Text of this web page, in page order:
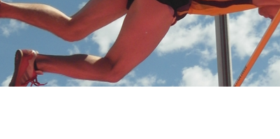
Schnällscht Bödeler
Die Schnällschte Oberländer
UBS Kids Cup
LMM Vorrunde
Agenda
Jahresmeisterschaft
Rekorde
Bestenliste, Statistik
2025
2024
2023
2022